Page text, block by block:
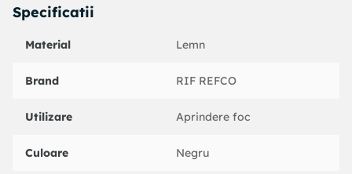
produsului trebuie sa fie la indemana. A nu se lasa la
calde, scantei, flacara deschisa sau alte surse de aprindere.
spala mainile foarte bine dupa manipulare. A se elimina
locale/regionale/nationale/internationale.
Specificatii
Material Lemn
Brand RIF REFCO
Utilizare Aprindere foc
Culoare Negru